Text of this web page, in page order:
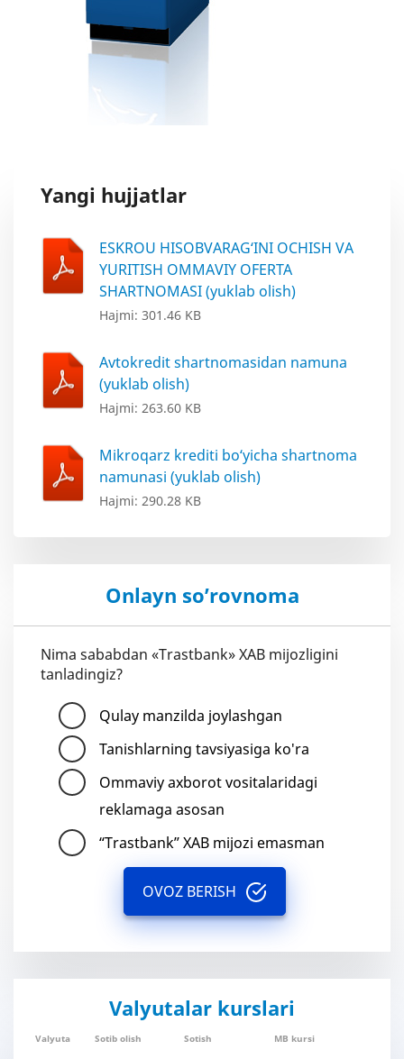
Yangi hujjatlar
ESKROU HISOBVARAG‘INI OCHISH VA
YURITISH OMMAVIY OFERTA
SHARTNOMASI (yuklab olish)
Hajmi: 301.46 KB
Avtokredit shartnomasidan namuna
(yuklab olish)
Hajmi: 263.60 KB
Mikroqarz krediti bo‘yicha shartnoma
namunasi (yuklab olish)
Hajmi: 290.28 KB
Onlayn so’rovnoma
Nima sababdan «Trastbank» XAB mijozligini
tanladingiz?
Qulay manzilda joylashgan
Tanishlarning tavsiyasiga ko'ra
Ommaviy axborot vositalaridagi
reklamaga asosan
“Trastbank” XAB mijozi emasman
OVOZ BERISH
Valyutalar kurslari
Valyuta Sotib olish Sotish MB kursi